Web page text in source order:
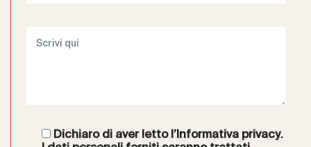
Dichiaro di aver letto l’Informativa privacy.